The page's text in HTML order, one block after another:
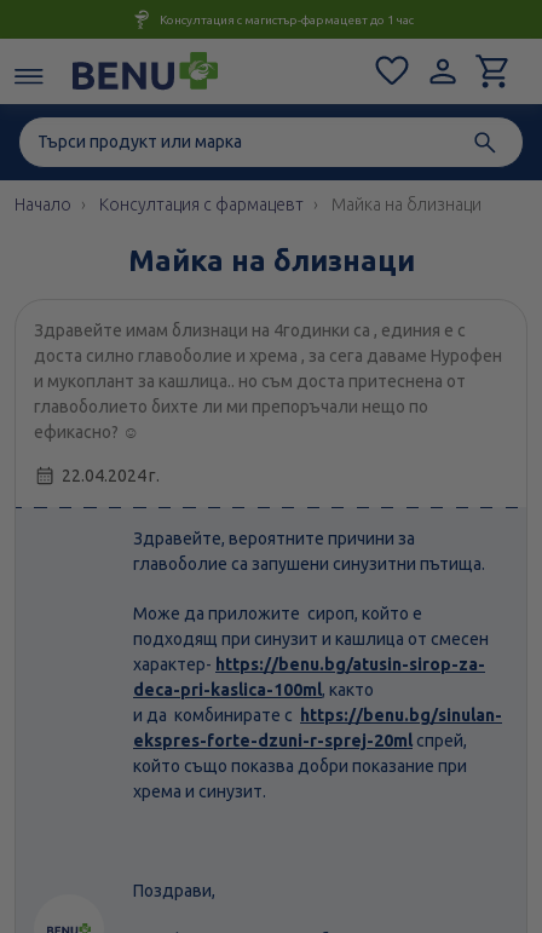
Консултация с магистър-фармацевт до 1 час
Начало Консултация с фармацевт Майка на близнаци
Майка на близнаци
Здравейте имам близнаци на 4годинки са , единия е с
доста силно главоболие и хрема , за сега даваме Нурофен
и мукоплант за кашлица.. но съм доста притеснена от
главоболието бихте ли ми препоръчали нещо по
ефикасно? ☺️
22.04.2024 г.
Здравейте, вероятните причини за
главоболие са запушени синузитни пътища.
Може да приложите сироп, който е
подходящ при синузит и кашлица от смесен
характер- https://benu.bg/atusin-sirop-za-
deca-pri-kaslica-100ml, както
и да комбинирате с
https://benu.bg/sinulan-
ekspres-forte-dzuni-r-sprej-20ml спрей,
който също показва добри показание при
хрема и синузит.
Поздрави,